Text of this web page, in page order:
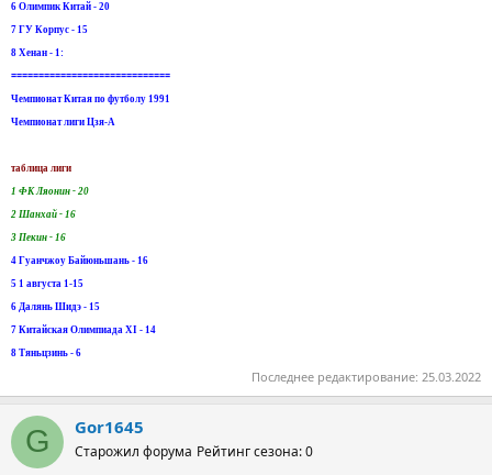
6 Олимпик Китай - 20
7 ГУ Корпус - 15
8 Хенан - 1:
=============================
Чемпионат Китая по футболу 1991
Чемпионат лиги Цзя-А
таблица лиги
1 ФК Ляонин - 20
2 Шанхай - 16
3 Пекин - 16
4 Гуанчжоу Байюньшань - 16
5 1 августа 1-15
6 Далянь Шидэ - 15
7 Китайская Олимпиада XI - 14
8 Тяньцзинь - 6
Последнее редактирование: 25.03.2022
G Gor1645
Старожил форума Рейтинг сезона: 0